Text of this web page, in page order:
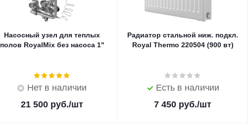
Насосный узел для теплых
полов RoyalMix без насоса 1"
Нет в наличии
21 500 руб./шт
Радиатор стальной ниж. подкл.
Royal Thermo 220504 (900 вт)
Есть в наличии
7 450 руб./шт